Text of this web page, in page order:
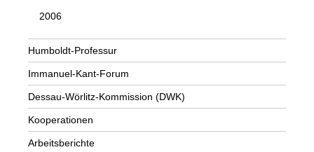
2006
Humboldt-Professur
Immanuel-Kant-Forum
Dessau-Wörlitz-Kommission (DWK)
Kooperationen
Arbeitsberichte